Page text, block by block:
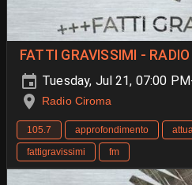
FATTI GRAVISSIMI -
Tuesday, Jul 21, 07:00
Radio Ciroma
105.7 approfondimento
fattigravissimi
fm